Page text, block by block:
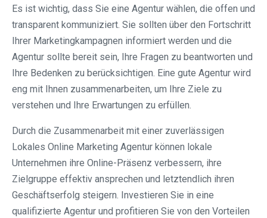
Es ist wichtig, dass Sie eine Agentur wählen, die offen und
transparent kommuniziert. Sie sollten über den Fortschritt
Ihrer Marketingkampagnen informiert werden und die
Agentur sollte bereit sein, Ihre Fragen zu beantworten und
Ihre Bedenken zu berücksichtigen. Eine gute Agentur wird
eng mit Ihnen zusammenarbeiten, um Ihre Ziele zu
verstehen und Ihre Erwartungen zu erfüllen.
Durch die Zusammenarbeit mit einer zuverlässigen
Lokales Online Marketing Agentur können lokale
Unternehmen ihre Online-Präsenz verbessern, ihre
Zielgruppe effektiv ansprechen und letztendlich ihren
Geschäftserfolg steigern. Investieren Sie in eine
qualifizierte Agentur und profitieren Sie von den Vorteilen